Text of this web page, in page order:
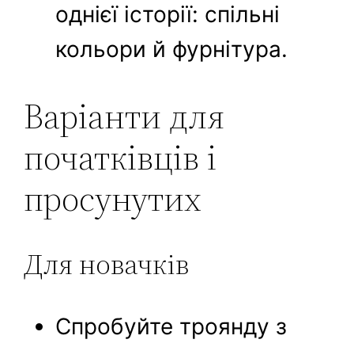
однієї історії: спільні
кольори й фурнітура.
Варіанти для
початківців і
просунутих
Для новачків
Спробуйте троянду з